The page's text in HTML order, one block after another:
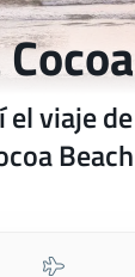
viaje
Beach